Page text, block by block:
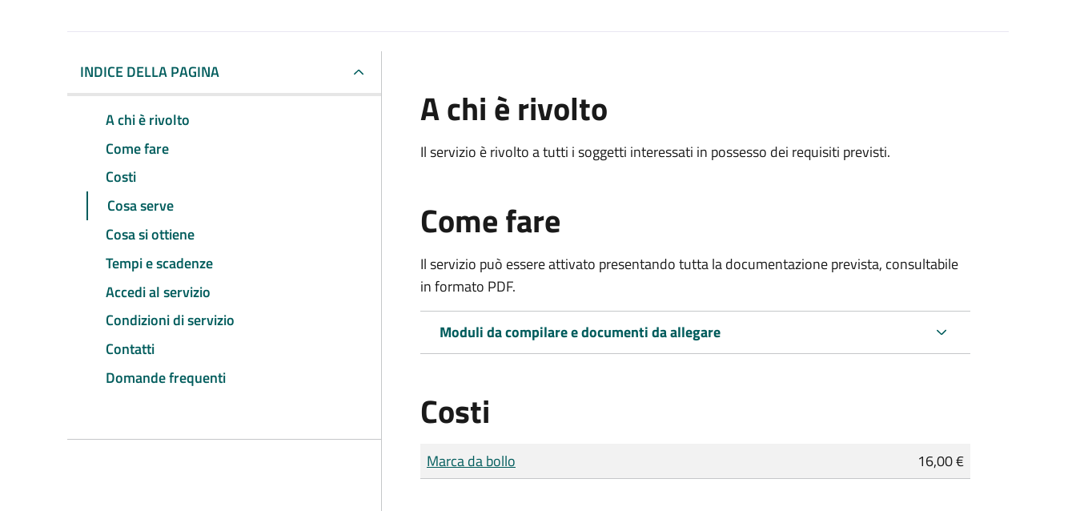
INDICE DELLA PAGINA
A chi è rivolto
Come fare
Costi
Cosa serve
Cosa si ottiene
Tempi e scadenze
Accedi al servizio
Condizioni di servizio
Contatti
Domande frequenti
A chi è rivolto
Il servizio è rivolto a tutti i soggetti interessati in possesso dei requisiti previsti.
Come fare
Il servizio può essere attivato presentando tutta la documentazione prevista, consultabile
in formato PDF.
Moduli da compilare e documenti da allegare
Costi
Tipo di pagamento
Importo
Marca da bollo 16,00 €